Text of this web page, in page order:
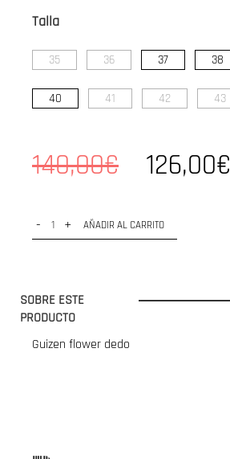
Talla
35 36 37 38
40 41 42 43
140,00€ 126,00€
- + AÑADIR AL CARRITO
SOBRE ESTE
PRODUCTO
Guizen flower dedo